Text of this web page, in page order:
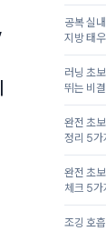
공복 실
지방 태
러닝 초
뛰는 비결
완전 초
정리 5가
완전 초
체크 5가
조깅 호